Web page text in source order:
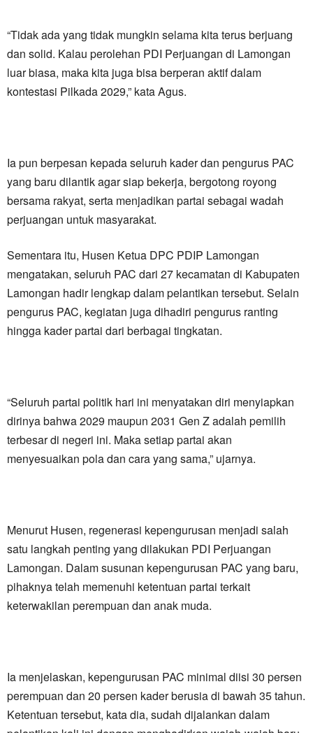
“Tidak ada yang tidak mungkin selama kita terus berjuang
dan solid. Kalau perolehan PDI Perjuangan di Lamongan
luar biasa, maka kita juga bisa berperan aktif dalam
kontestasi Pilkada 2029,” kata Agus.
Ia pun berpesan kepada seluruh kader dan pengurus PAC
yang baru dilantik agar siap bekerja, bergotong royong
bersama rakyat, serta menjadikan partai sebagai wadah
perjuangan untuk masyarakat.
Sementara itu, Husen Ketua DPC PDIP Lamongan
mengatakan, seluruh PAC dari 27 kecamatan di Kabupaten
Lamongan hadir lengkap dalam pelantikan tersebut. Selain
pengurus PAC, kegiatan juga dihadiri pengurus ranting
hingga kader partai dari berbagai tingkatan.
“Seluruh partai politik hari ini menyatakan diri menyiapkan
dirinya bahwa 2029 maupun 2031 Gen Z adalah pemilih
terbesar di negeri ini. Maka setiap partai akan
menyesuaikan pola dan cara yang sama,” ujarnya.
Menurut Husen, regenerasi kepengurusan menjadi salah
satu langkah penting yang dilakukan PDI Perjuangan
Lamongan. Dalam susunan kepengurusan PAC yang baru,
pihaknya telah memenuhi ketentuan partai terkait
keterwakilan perempuan dan anak muda.
Ia menjelaskan, kepengurusan PAC minimal diisi 30 persen
perempuan dan 20 persen kader berusia di bawah 35 tahun.
Ketentuan tersebut, kata dia, sudah dijalankan dalam